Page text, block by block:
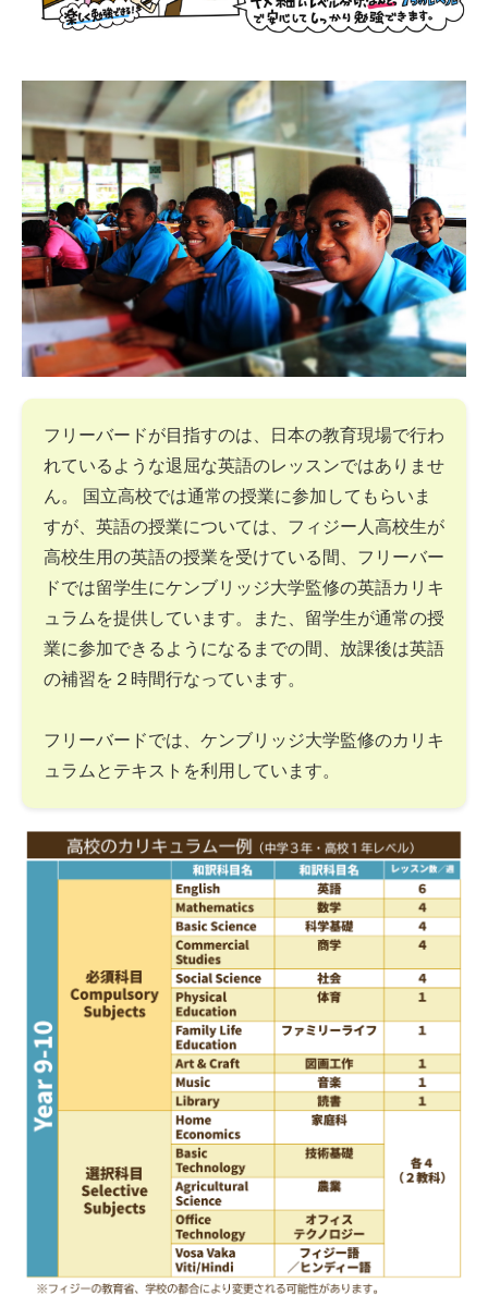
フリーバードが目指すのは、日本の教育現場で行わ
れているような退屈な英語のレッスンではありませ
ん。 国立高校では通常の授業に参加してもらいま
すが、英語の授業については、フィジー人高校生が
高校生用の英語の授業を受けている間、フリーバー
ドでは留学生にケンブリッジ大学監修の英語カリキ
ュラムを提供しています。また、留学生が通常の授
業に参加できるようになるまでの間、放課後は英語
の補習を２時間行なっています。
フリーバードでは、ケンブリッジ大学監修のカリキ
ュラムとテキストを利用しています。